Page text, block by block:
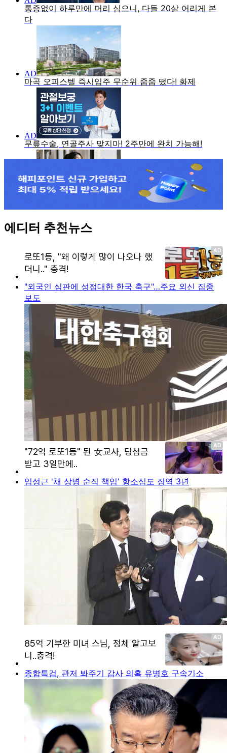
에디터 추천뉴스
"외국인 심판에 성접대한 한국 축구"…주요 외신 집중
보도
임성근 '채 상병 순직 책임' 항소심도 징역 3년
종합특검, 관저 봐주기 감사 의혹 유병호 구속기소